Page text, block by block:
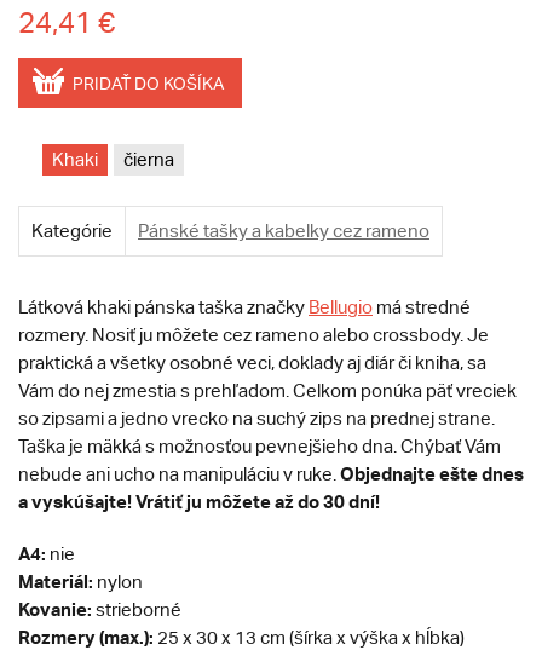
24,41 €
PRIDAŤ DO KOŠÍKA
Khaki čierna
Kategórie Pánské tašky a kabelky cez rameno
Látková khaki pánska taška značky Bellugio má stredné
rozmery. Nosiť ju môžete cez rameno alebo crossbody. Je
praktická a všetky osobné veci, doklady aj diár či kniha, sa
Vám do nej zmestia s prehľadom. Celkom ponúka päť vreciek
so zipsami a jedno vrecko na suchý zips na prednej strane.
Taška je mäkká s možnosťou pevnejšieho dna. Chýbať Vám
nebude ani ucho na manipuláciu v ruke. Objednajte ešte dnes
a vyskúšajte! Vrátiť ju môžete až do 30 dní!
A4: nie
Materiál: nylon
Kovanie: strieborné
Rozmery (max.): 25 x 30 x 13 cm (šírka x výška x hĺbka)